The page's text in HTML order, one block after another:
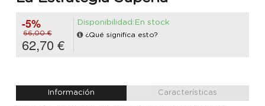
-5%
66,00 €
62,70 €
Disponibilidad:En stock
¿Qué significa esto?
Información Características